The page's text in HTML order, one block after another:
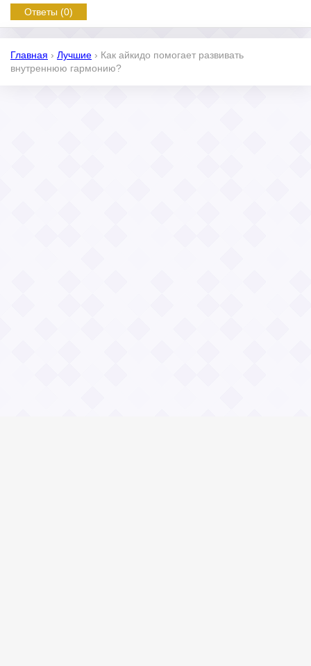
Ответы (0)
Главная › Лучшие › Как айкидо помогает развивать
внутреннюю гармонию?